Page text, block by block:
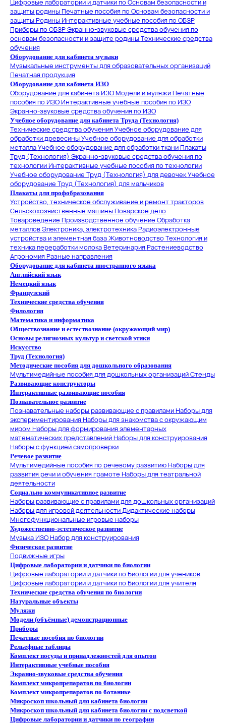
Цифровые лаборатории и датчики по Основам безопасности и
защиты родиныПечатные пособия по Основам безопасности и
защиты Родины Интерактивные учебные пособия по ОБЗР
Приборы по ОБЗРЭкранно-звуковые средства обучения по
основам безопасности и защите родиныТехнические средства
обучения
Оборудование для кабинета музыки
Музыкальные инструменты для образовательных организаций
Печатная продукция
Оборудование для кабинета ИЗО
Оборудование для кабинета ИЗОМодели и муляжиПечатные
пособия по ИЗО Интерактивные учебные пособия по ИЗО
Экранно-звуковые средства обучения по ИЗО
Учебное оборудование для кабинета Труда (Технология)
Технические средства обученияУчебное оборудование для
обработки древесиныУчебное оборудование для обработки
металлаУчебное оборудование для обработки тканиПлакаты
Труд (Технология) Экранно-звуковые средства обучения по
технологии Интерактивные учебные пособия по технологии
Учебное оборудование Труд (Технология) для девочекУчебное
оборудование Труд (Технология) для мальчиков
Плакаты для профобразования
Устройство, техническое обслуживание и ремонт тракторов
Сельскохозяйственные машиныПоварское дело
Товароведение Производственное обучение Обработка
металловЭлектроника, электротехникаРадиоэлектронные
устройства и элементная базаЖивотноводствоТехнология и
техника переработки молокаВетеринарияРастениеводство
АгрономияРазные направления
Оборудование для кабинета иностранного языка
Английский язык
Немецкий язык
Французский
Технические средства обучения
Филология
Математика и информатика
Обществознание и естествознание (окружающий мир)
Основы религиозных культур и светской этики
Искусство
Труд (Технология)
Методические пособия для дошкольного образования
Мультимедийные пособия для дошкольных организацийСтенды
Развивающие конструкторы
Интерактивные развивающие пособия
Познавательное развитие
Познавательные наборы развивающие с правиламиНаборы для
экспериментированияНаборы для знакомства с окружающим
миром Наборы для формирования элементарных
математических представленийНаборы для конструирования
Наборы с функцией самопроверки
Речевое развитие
Мультимедийные пособия по речевому развитиюНаборы для
развития речи и обучения грамоте Наборы для театральной
деятельности
Социально коммуникативное развитие
Наборы развивающие с правилами для дошкольных организаций
Наборы для игровой деятельностиДидактические наборы
Многофункциональные игровые наборы
Художественно-эстетическое развитие
Музыка ИЗОНабор для конструирования
Физическое развитие
Подвижные игры
Цифровые лаборатории и датчики по биологии
Цифровые лаборатории и датчики по Биологии для учеников
Цифровые лаборатории и датчики по Биологии для учителя
Технические средства обучения по биологии
Натуральные объекты
Муляжи
Модели (объёмные) демонстрационные
Приборы
Печатные пособия по биологии
Рельефные таблицы
Комплект посуды и принадлежностей для опытов
Интерактивные учебные пособия
Экранно-звуковые средства обучения
Комплект микропрепаратов по биологии
Комплект микропрепаратов по ботанике
Микроскоп школьный для кабинета биологии
Микроскоп школьный для кабинета биологии с подсветкой
Цифровые лаборатории и датчики по географии